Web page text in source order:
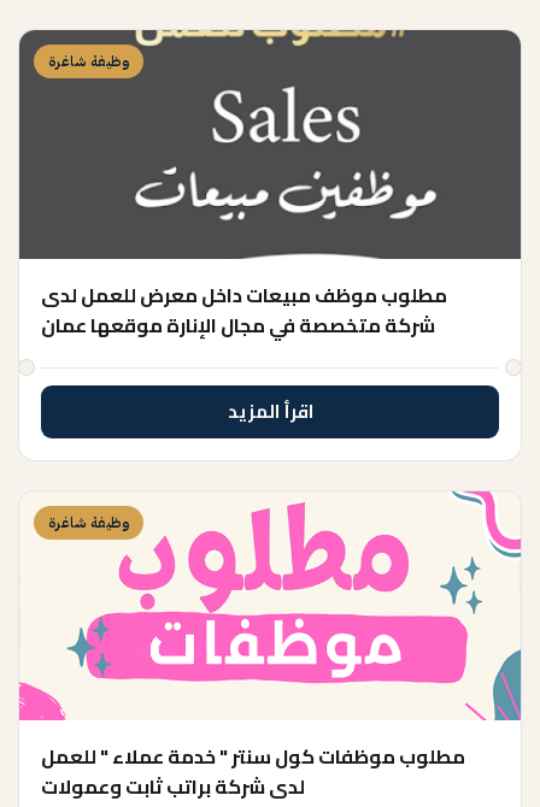
وظيفة شاغرة
مطلوب موظف مبيعات داخل معرض للعمل لدى
شركة متخصصة في مجال الإنارة موقعها عمان
اقرأ المزيد
وظيفة شاغرة
مطلوب موظفات كول سنتر " خدمة عملاء " للعمل
لدى شركة براتب ثابت وعمولات